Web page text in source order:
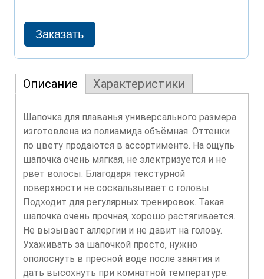
Описание Характеристики
Шапочка для плаванья универсального размера
изготовлена из полиамида объёмная. Оттенки
по цвету продаются в ассортименте. На ощупь
шапочка очень мягкая, не электризуется и не
рвет волосы. Благодаря текстурной
поверхности не соскальзывает с головы.
Подходит для регулярных тренировок. Такая
шапочка очень прочная, хорошо растягивается.
Не вызывает аллергии и не давит на голову.
Ухаживать за шапочкой просто, нужно
ополоснуть в пресной воде после занятия и
дать высохнуть при комнатной температуре.